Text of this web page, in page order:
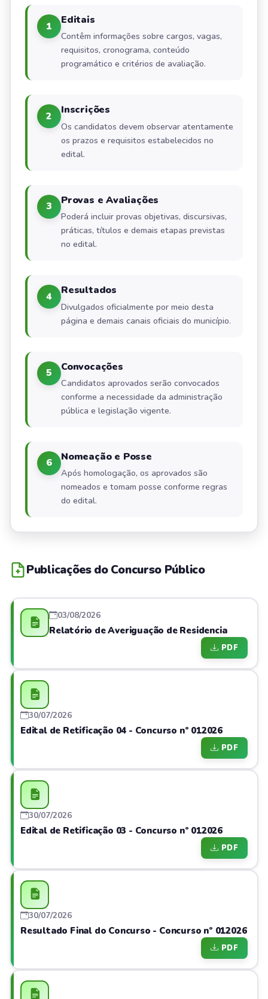
1 Editais
Contêm informações sobre cargos, vagas,
requisitos, cronograma, conteúdo
programático e critérios de avaliação.
2 Inscrições
Os candidatos devem observar atentamente
os prazos e requisitos estabelecidos no
edital.
3 Provas e Avaliações
Poderá incluir provas objetivas, discursivas,
práticas, títulos e demais etapas previstas
no edital.
4 Resultados
Divulgados oficialmente por meio desta
página e demais canais oficiais do município.
5 Convocações
Candidatos aprovados serão convocados
conforme a necessidade da administração
pública e legislação vigente.
6 Nomeação e Posse
Após homologação, os aprovados são
nomeados e tomam posse conforme regras
do edital.
Publicações do Concurso Público
03/08/2026
Relatório de Averiguação de Residencia
PDF
30/07/2026
Edital de Retificação 04 - Concurso nº 012026
PDF
30/07/2026
Edital de Retificação 03 - Concurso nº 012026
PDF
30/07/2026
Resultado Final do Concurso - Concurso nº 012026
PDF